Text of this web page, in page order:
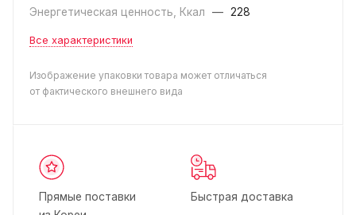
Энергетическая ценность, Ккал
— 228
Все характеристики
Изображение упаковки товара может отличаться
от фактического внешнего вида
Прямые поставки
Быстрая доставка